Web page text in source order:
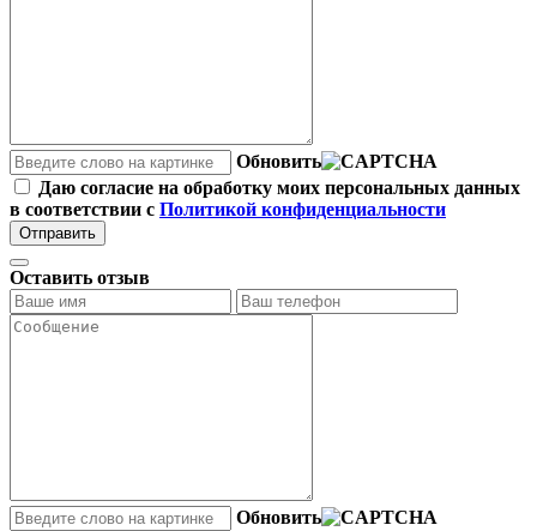
Обновить
Даю согласие на обработку моих персональных данных
в соответствии с Политикой конфиденциальности
Отправить
Оставить отзыв
Обновить